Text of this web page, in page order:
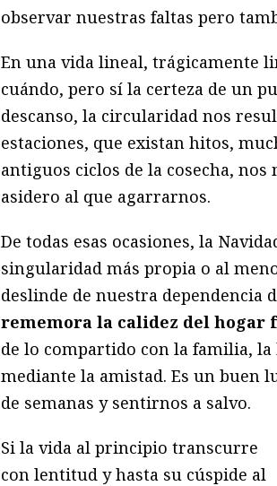
observar nuestras faltas pero
En una vida lineal, trágicamente
cuándo, pero sí la certeza de un
descanso, la circularidad nos
estaciones, que existan hitos,
antiguos ciclos de la cosecha,
asidero al que agarrarnos.
De todas esas ocasiones, la
singularidad más propia o al
deslinde de nuestra dependencia
rememora la calidez del hogar
de lo compartido con la familia,
mediante la amistad. Es un buen
de semanas y sentirnos a salvo.
Si la vida al principio transcurre
con lentitud y hasta su cúspide al